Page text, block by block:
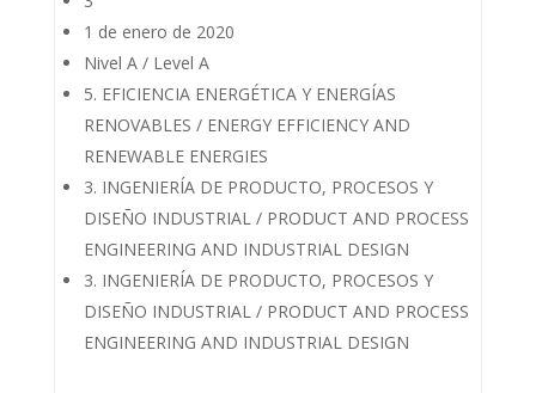
1 de enero de 2020
Nivel A / Level A
5. EFICIENCIA ENERGÉTICA Y ENERGÍAS
RENOVABLES / ENERGY EFFICIENCY AND
RENEWABLE ENERGIES
3. INGENIERÍA DE PRODUCTO, PROCESOS Y
DISEÑO INDUSTRIAL / PRODUCT AND PROCESS
ENGINEERING AND INDUSTRIAL DESIGN
3. INGENIERÍA DE PRODUCTO, PROCESOS Y
DISEÑO INDUSTRIAL / PRODUCT AND PROCESS
ENGINEERING AND INDUSTRIAL DESIGN